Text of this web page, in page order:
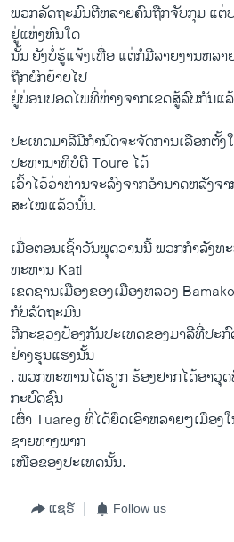
ພວກ​ລັດຖະມົນຕີ​ຫລາຍ​ຄົນ​ຖືກ​ຈັບ​ກຸມ ​ແຕ່​
ຢູ່​ແຫ່ງ​ຫົນໃດ​
ນັ້ນ​ ຍັງ​ບໍ່​ຮູ້​ແຈ້ງ​ເທື່ອ ​ແຕ່​ກໍ​ມີ​ລາຍ​ງານ​ຫລ
ຖືກ​ຍົກຍ້າຍ​ໄປ
ຢູ່​ບ່ອນ​ປອດ​ໄພ​ທີ່​ຫ່າງ​ຈາກ​ເຂດ​ສູ້ລົບ​ກັນ​ແ
ປະ​ເທດ​ມາລີມີ​ກໍານົດ​ຈະ​ຈັດການ​ເລືອກ​ຕັ້ງ​
ປະທານາທິບໍດີ Toure ໄດ້
ເວົ້າ​ໄວ້​ວ່າທ່ານ​ຈະ​ລົງ​ຈາກ​ອໍານາດ​ຫລັງ​ຈ
ສະ​ໄໝ​ແລ້ວ​ນັ້ນ.
ເມື່ອ​ຕອນ​ເຊົ້າວັນ​ພຸດ​ວານ​ນີ້ ພວກ​ກໍາລັງ​ທ
ທະຫານ Kati
ເຂດ​ຊານ​ເມືອງ​ຂອງ​ເມືອງ​ຫລວງ
ກັບ​ລັດຖະມົນ
ຕີ​ກະຊວງ​ປ້ອງ​ກັນ​ປະ​ເທດ​ຂອງ​ມາລີທີ່ປະ
ຢ່າງ​ຮຸນ​ແຮງນັ້ນ
. ພວກ​ທະຫານ​ໄດ້​ຮຽກ ຮ້ອງ​ຢາກ​ໄດ້ອາວຸ
ກະບົດ​ຊົນ
ເຜົ່າ Tuareg ທີ່​ໄດ້​ຍຶດ​ເອົາ​ຫລາຍໆ​ເມືອ
ຊາຍ​ທາງ​ພາກ​
ເໜືອ​ຂອງປະ​ເທດ​ນັ້ນ.
ແຊຣ໌ Follow us